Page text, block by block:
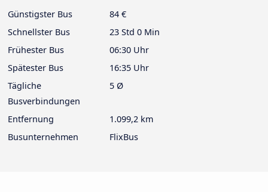
Günstigster Bus
84 €
Schnellster Bus
23 Std 0 Min
Frühester Bus
06:30 Uhr
Spätester Bus
16:35 Uhr
Tägliche
Busverbindungen
5 Ø
Entfernung
1.099,2 km
Busunternehmen
FlixBus